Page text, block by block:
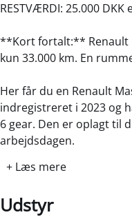
RESTVÆRDI: 25.000
**Kort fortalt:** Renault
kun 33.000 km. En
Her får du en Renault
indregistreret i 2023 og
6 gear. Den er oplagt til
arbejdsdagen.
Masteren har 4 døre,
+ Læs mere
Udstyr